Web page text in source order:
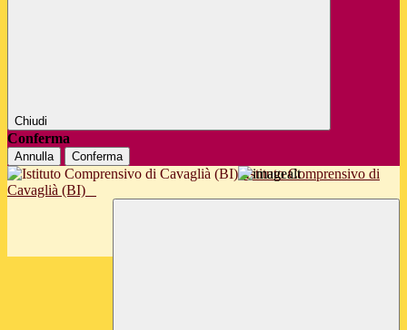
Chiudi
Conferma
Annulla Conferma
Istituto Comprensivo di
Cavaglià (BI)